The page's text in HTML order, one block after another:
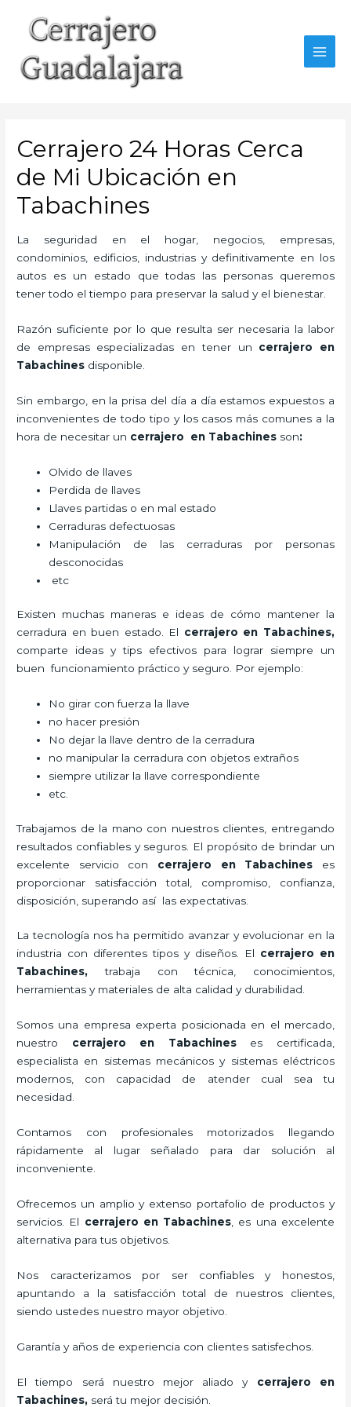
contenido
Cerrajero 24 Horas Cerca
de Mi Ubicación en
Tabachines
La seguridad en el hogar, negocios, empresas,
condominios, edificios, industrias y definitivamente en los
autos es un estado que todas las personas queremos
tener todo el tiempo para preservar la salud y el bienestar.
Razón suficiente por lo que resulta ser necesaria la labor
de empresas especializadas en tener un cerrajero en
Tabachines disponible.
Sin embargo, en la prisa del día a día estamos expuestos a
inconvenientes de todo tipo y los casos más comunes a la
hora de necesitar un cerrajero en Tabachines son:
Olvido de llaves
Perdida de llaves
Llaves partidas o en mal estado
Cerraduras defectuosas
Manipulación de las cerraduras por personas
desconocidas
etc
Existen muchas maneras e ideas de cómo mantener la
cerradura en buen estado. El cerrajero en Tabachines,
comparte ideas y tips efectivos para lograr siempre un
buen funcionamiento práctico y seguro. Por ejemplo:
No girar con fuerza la llave
no hacer presión
No dejar la llave dentro de la cerradura
no manipular la cerradura con objetos extraños
siempre utilizar la llave correspondiente
etc.
Trabajamos de la mano con nuestros clientes, entregando
resultados confiables y seguros. El propósito de brindar un
excelente servicio con cerrajero en Tabachines es
proporcionar satisfacción total, compromiso, confianza,
disposición, superando así las expectativas.
La tecnología nos ha permitido avanzar y evolucionar en la
industria con diferentes tipos y diseños. El cerrajero en
Tabachines,trabaja con técnica, conocimientos,
herramientas y materiales de alta calidad y durabilidad.
Somos una empresa experta posicionada en el mercado,
nuestro cerrajero en Tabachineses certificada,
especialista en sistemas mecánicos y sistemas eléctricos
modernos, con capacidad de atender cual sea tu
necesidad.
Contamos con profesionales motorizados llegando
rápidamente al lugar señalado para dar solución al
inconveniente.
Ofrecemos un amplio y extenso portafolio de productos y
servicios. El cerrajero en Tabachines , es una excelente
alternativa para tus objetivos.
Nos caracterizamos por ser confiables y honestos,
apuntando a la satisfacción total de nuestros clientes,
siendo ustedes nuestro mayor objetivo.
Garantía y años de experiencia con clientes satisfechos.
El tiempo será nuestro mejor aliado y cerrajero en
Tabachines, será tu mejor decisión.